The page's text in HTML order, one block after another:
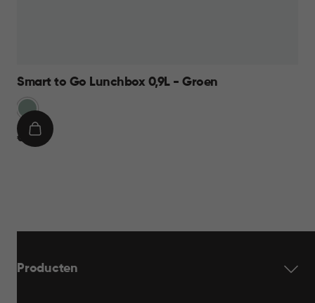
Smart to Go Lunchbox 0,9L - Groen
Groen
€
€ 8,95
IN
Producten